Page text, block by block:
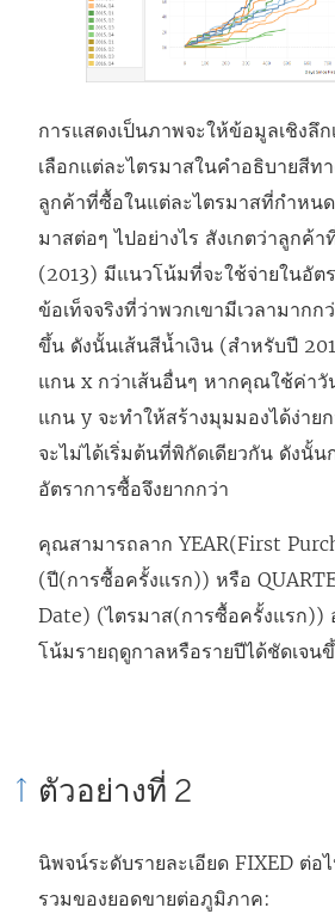
การแสดงเป็นภาพจะให้ข้อมูลเชิงลึ
เลือกแต่ละไตรมาสในคำอธิบายสีท
ลูกค้าที่ซื้อในแต่ละไตรมาสที่กำหนด
มาสต่อๆ ไปอย่างไร สังเกตว่าลูกค้
(2013) มีแนวโน้มที่จะใช้จ่ายในอัต
ข้อเท็จจริงที่ว่าพวกเขามีเวลามากก
ขึ้น ดังนั้นเส้นสีน้ำเงิน (สำหรับปี
แกน x กว่าเส้นอื่นๆ หากคุณใช้ค่า
แกน y จะทำให้สร้างมุมมองได้ง่าย
จะไม่ได้เริ่มต้นที่พิกัดเดียวกัน ดังนั้น
อัตราการซื้อจึงยากกว่า
คุณสามารถลาก YEAR(First
(ปี(การซื้อครั้งแรก)) หรือ
Date) (ไตรมาส(การซื้อครั้งแรก))
โน้มรายฤดูกาลหรือรายปีได้ชัดเจน
ตัวอย่างที่ 2
นิพจน์ระดับรายละเอียด FIXED ต่
รวมของยอดขายต่อภูมิภาค: